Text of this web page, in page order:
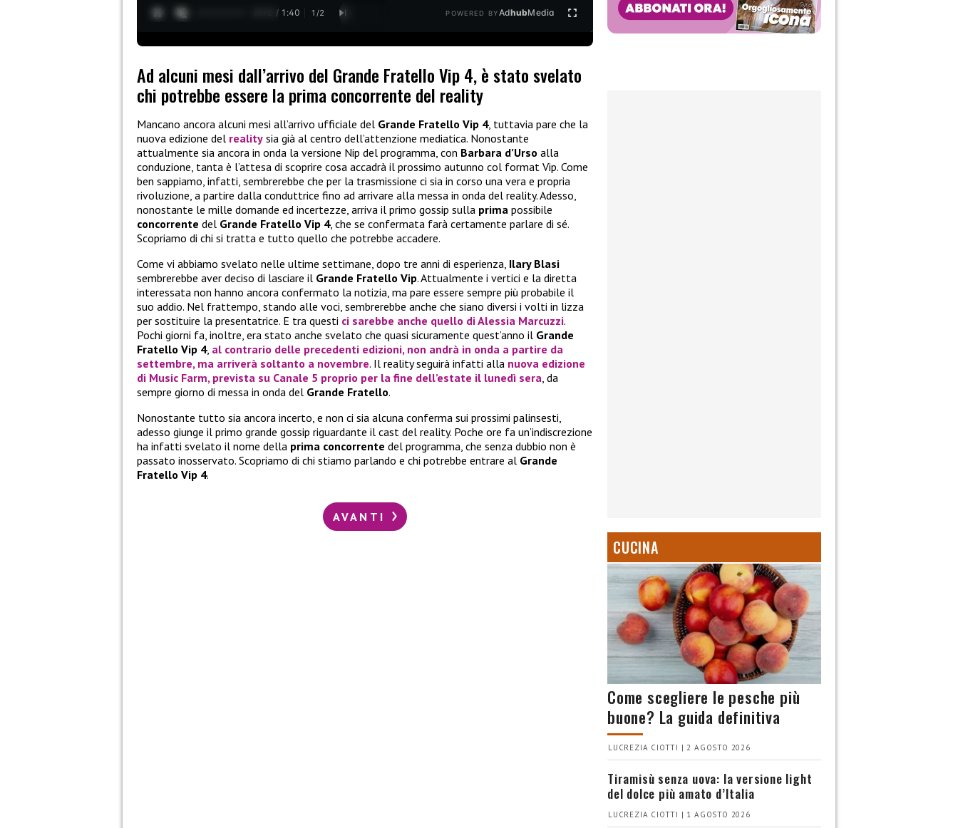
0:13 / 1:40 1 /2 POWERED BYAdhubMedia
Ad alcuni mesi dall’arrivo del Grande Fratello Vip 4, è stato svelato
chi potrebbe essere la prima concorrente del reality
Mancano ancora alcuni mesi all’arrivo ufficiale del Grande Fratello Vip 4, tuttavia pare che la
nuova edizione del reality sia già al centro dell’attenzione mediatica. Nonostante
attualmente sia ancora in onda la versione Nip del programma, con Barbara d’Urso alla
conduzione, tanta è l’attesa di scoprire cosa accadrà il prossimo autunno col format Vip. Come
ben sappiamo, infatti, sembrerebbe che per la trasmissione ci sia in corso una vera e propria
rivoluzione, a partire dalla conduttrice fino ad arrivare alla messa in onda del reality. Adesso,
nonostante le mille domande ed incertezze, arriva il primo gossip sulla prima possibile
concorrente del Grande Fratello Vip 4, che se confermata farà certamente parlare di sé.
Scopriamo di chi si tratta e tutto quello che potrebbe accadere.
Come vi abbiamo svelato nelle ultime settimane, dopo tre anni di esperienza, Ilary Blasi
sembrerebbe aver deciso di lasciare il Grande Fratello Vip. Attualmente i vertici e la diretta
interessata non hanno ancora confermato la notizia, ma pare essere sempre più probabile il
suo addio. Nel frattempo, stando alle voci, sembrerebbe anche che siano diversi i volti in lizza
per sostituire la presentatrice. E tra questi ci sarebbe anche quello diAlessia Marcuzzi.
Pochi giorni fa, inoltre, era stato anche svelato che quasi sicuramente quest’anno il Grande
Fratello Vip 4, al contrario delle precedenti edizioni, non andrà in onda a partire da
settembre, ma arriverà soltanto a novembre. Il reality seguirà infatti alla nuova edizione
di Music Farm, prevista su Canale 5 proprio per la fine dell’estate il lunedì sera, da
sempre giorno di messa in onda del Grande Fratello.
Nonostante tutto sia ancora incerto, e non ci sia alcuna conferma sui prossimi palinsesti,
adesso giunge il primo grande gossip riguardante il cast del reality. Poche ore fa un’indiscrezione
ha infatti svelato il nome della prima concorrente del programma, che senza dubbio non è
passato inosservato. Scopriamo di chi stiamo parlando e chi potrebbe entrare al Grande
Fratello Vip 4.
AVANTI
CUCINA
Come scegliere le pesche più
buone? La guida definitiva
LUCREZIA CIOTTI | 2 AGOSTO 2026
Tiramisù senza uova: la versione light
del dolce più amato d’Italia
LUCREZIA CIOTTI | 1 AGOSTO 2026